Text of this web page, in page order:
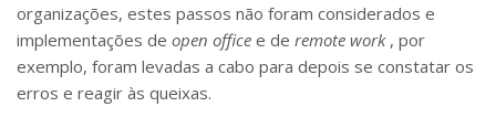
organizações, estes passos não foram considerados e
implementações de open office e de remote work, por
exemplo, foram levadas a cabo para depois se constatar os
erros e reagir às queixas.